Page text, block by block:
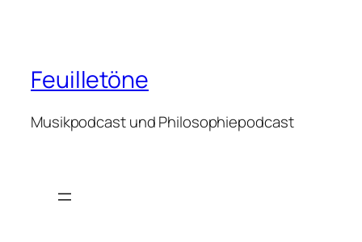
Feuilletöne
Musikpodcast und Philosophiepodcast